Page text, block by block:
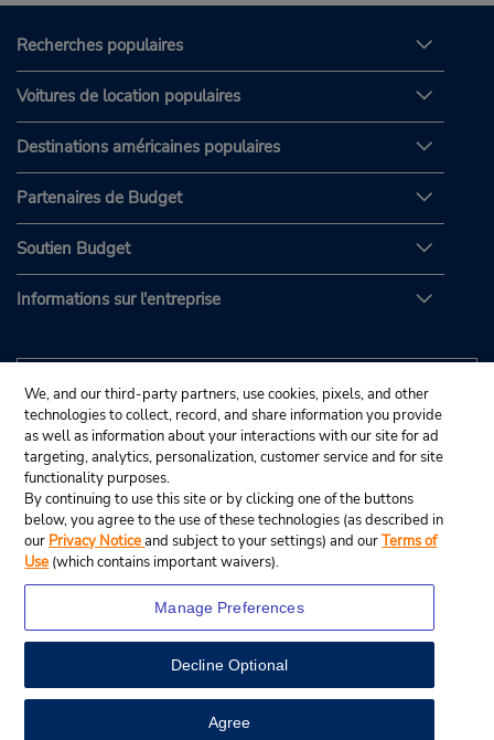
View Map
Recherches populaires
Voitures de location populaires
Destinations américaines populaires
Partenaires de Budget
Soutien Budget
Informations sur l'entreprise
© Budget Rent A Car System, Inc., 2025.
We, and our third-party partners, use cookies, pixels, and other
technologies to collect, record, and share information you provide
as well as information about your interactions with our site for ad
targeting, analytics, personalization, customer service and for site
functionality purposes.
By continuing to use this site or by clicking one of the buttons
below, you agree to the use of these technologies (as described in
our Privacy Noticeand subject to your settings) and ourTerms of
Use (which contains important waivers).
Manage Preferences
Decline Optional
Agree